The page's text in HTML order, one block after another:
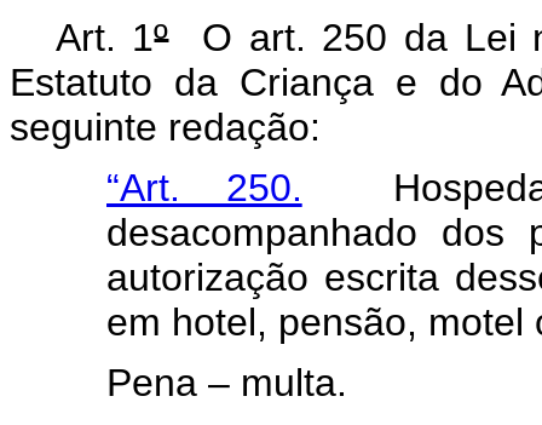
Art. 1ºO art. 250 da Lei
Estatuto da Criança e do
seguinte redação:
“Art. 250.
desacompanhado
autorização escrita
em hotel, pensão, motel
Pena – multa.